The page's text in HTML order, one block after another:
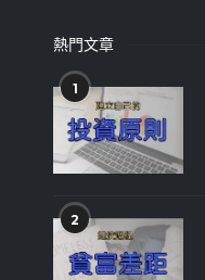
熱門文章
1
2